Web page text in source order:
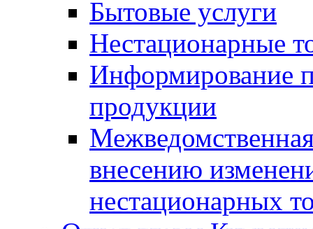
Бытовые услуги
Нестационарные
Информирование
продукции
внесению
нестационарных